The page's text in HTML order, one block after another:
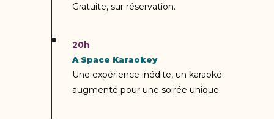
Gratuite, sur réservation.
20h
A Space Karaokey
Une expérience inédite, un karaoké
augmenté pour une soirée unique.